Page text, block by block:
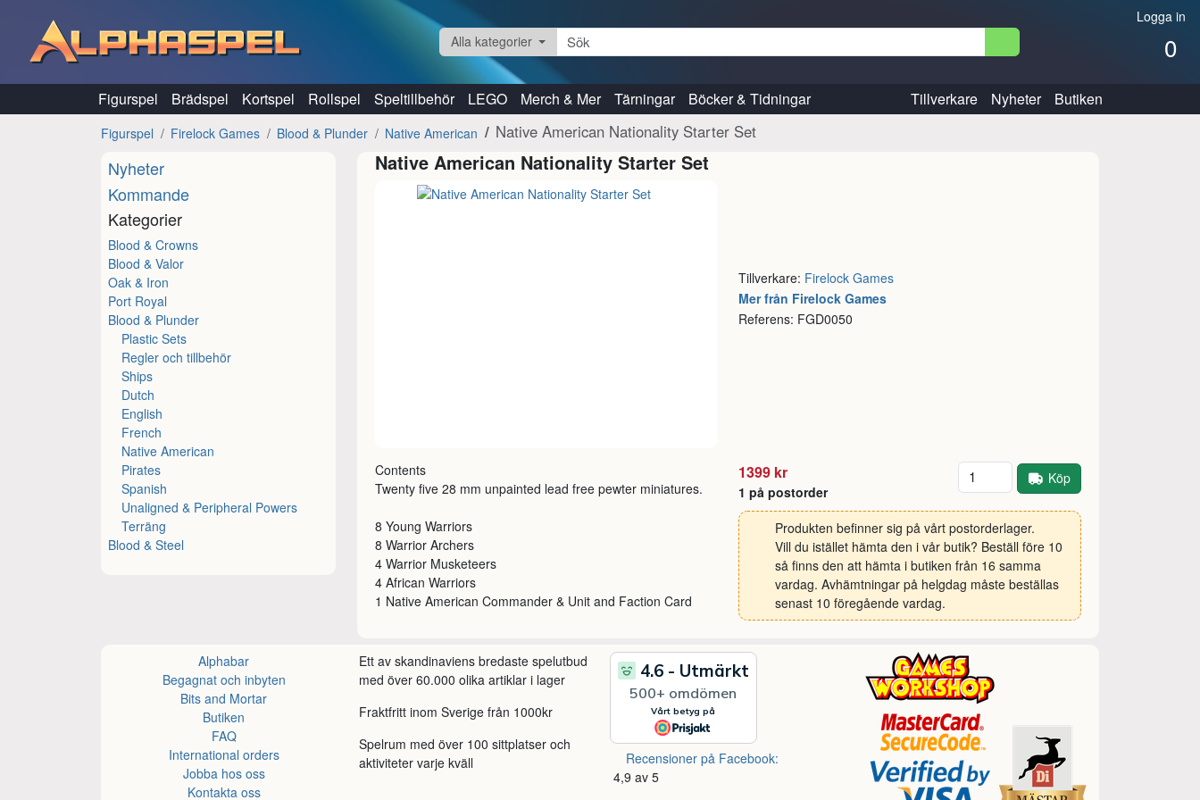
Logga in
0
Alla kategorier
Figurspel Brädspel Kortspel Rollspel Speltillbehör LEGO Merch & Mer Tärningar Böcker & Tidningar Tillverkare Nyheter Butiken
Figurspel Firelock Games Blood & Plunder Native American Native American Nationality Starter Set
Nyheter
Kommande
Kategorier
Blood & Crowns
Blood & Valor
Oak & Iron
Port Royal
Blood & Plunder
Plastic Sets
Regler och tillbehör
Ships
Dutch
English
French
Native American
Pirates
Spanish
Unaligned & Peripheral Powers
Terräng
Blood & Steel
Native American Nationality Starter Set
Tillverkare: Firelock Games
Mer från Firelock Games
Referens: FGD0050
Contents
Twenty five 28 mm unpainted lead free pewter miniatures.
8 Young Warriors
8 Warrior Archers
4 Warrior Musketeers
4 African Warriors
1 Native American Commander & Unit and Faction Card
1399 kr
1 på postorder
Antal Köp
Produkten befinner sig på vårt postorderlager.
Vill du istället hämta den i vår butik? Beställ före 10
så finns den att hämta i butiken från 16 samma
vardag. Avhämtningar på helgdag måste beställas
senast 10 föregående vardag.
Alphabar
Begagnat och inbyten
Bits and Mortar
Butiken
FAQ
International orders
Jobba hos oss
Kontakta oss
Ett av skandinaviens bredaste spelutbud
med över 60.000 olika artiklar i lager
Fraktfritt inom Sverige från 1000kr
Spelrum med över 100 sittplatser och
aktiviteter varje kväll
Recensioner på Facebook:
4,9 av 5